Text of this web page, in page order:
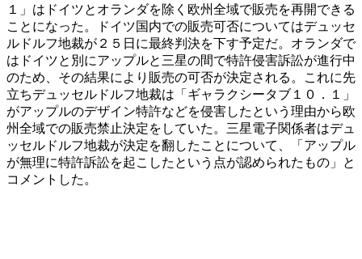
１」はドイツとオランダを除く欧州全域で販売を再開できる
ことになった。ドイツ国内での販売可否についてはデュッセ
ルドルフ地裁が２５日に最終判決を下す予定だ。オランダで
はドイツと別にアップルと三星の間で特許侵害訴訟が進行中
のため、その結果により販売の可否が決定される。これに先
立ちデュッセルドルフ地裁は「ギャラクシータブ１０．１」
がアップルのデザイン特許などを侵害したという理由から欧
州全域での販売禁止決定をしていた。三星電子関係者はデュ
ッセルドルフ地裁が決定を翻したことについて、「アップル
が無理に特許訴訟を起こしたという点が認められたもの」と
コメントした。